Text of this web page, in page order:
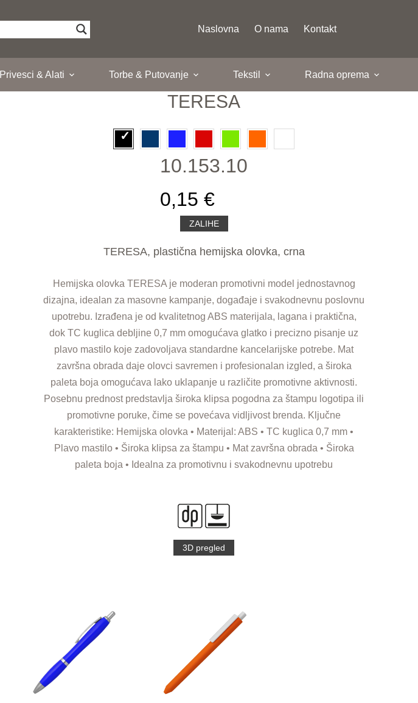
Naslovna O nama Kontakt
Privesci & Alati Torbe & Putovanje Tekstil Radna oprema
TERESA
10.153.10
0,15 €
ZALIHE
TERESA, plastična hemijska olovka, crna
Hemijska olovka TERESA je moderan promotivni model jednostavnog
dizajna, idealan za masovne kampanje, događaje i svakodnevnu poslovnu
upotrebu. Izrađena je od kvalitetnog ABS materijala, lagana i praktična,
dok TC kuglica debljine 0,7 mm omogućava glatko i precizno pisanje uz
plavo mastilo koje zadovoljava standardne kancelarijske potrebe. Mat
završna obrada daje olovci savremen i profesionalan izgled, a široka
paleta boja omogućava lako uklapanje u različite promotivne aktivnosti.
Posebnu prednost predstavlja široka klipsa pogodna za štampu logotipa ili
promotivne poruke, čime se povećava vidljivost brenda. Ključne
karakteristike: Hemijska olovka • Materijal: ABS • TC kuglica 0,7 mm •
Plavo mastilo • Široka klipsa za štampu • Mat završna obrada • Široka
paleta boja • Idealna za promotivnu i svakodnevnu upotrebu
3D pregled